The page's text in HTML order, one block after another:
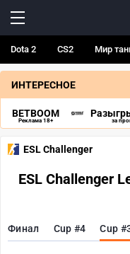
Dota 2 CS2 Мир
ИНТЕРЕСНОЕ
BETBOOM
Реклама 18+ за
ESL Challenger
ESL Challenger
Финал Cup #4 Cup